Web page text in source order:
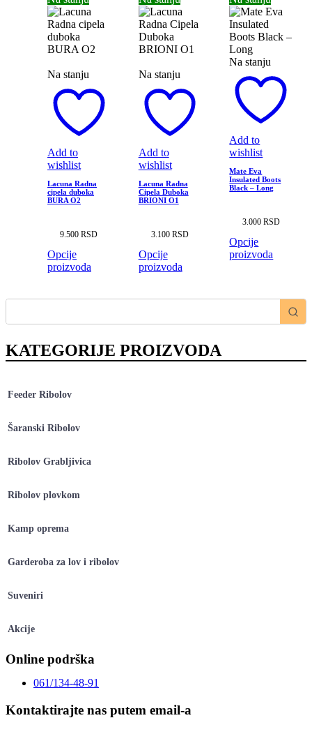
Na stanju
Add to
wishlist
Lacuna Radna
cipela duboka
BURA O2
9.500RSD
Opcije
proizvoda
Na stanju
Add to
wishlist
Lacuna Radna
Cipela Duboka
BRIONI O1
3.100RSD
Opcije
proizvoda
Na stanju
Add to
wishlist
Mate Eva
Insulated Boots
Black – Long
3.000 RSD
Opcije
proizvoda
KATEGORIJE PROIZVODA
Feeder Ribolov
Šaranski Ribolov
Ribolov Grabljivica
Ribolov plovkom
Kamp oprema
Garderoba za lov i ribolov
Suveniri
Akcije
Online podrška
061/134-48-91
Kontaktirajte nas putem email-a